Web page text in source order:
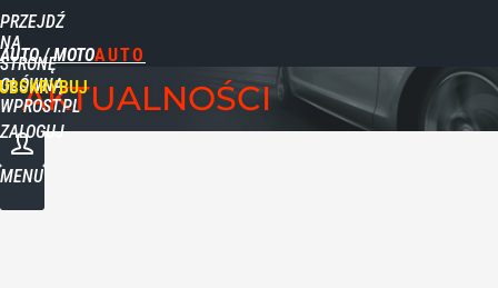
PRZEJDŹ
NA
STRONĘ
GŁÓWNĄ
WPROST.PL
AUTO / MOTO
ZALOGUJ
MENU
AKTUALNOŚCI